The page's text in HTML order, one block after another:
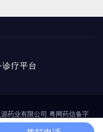
疗平台
药业有限公司 粤网药信备字
号